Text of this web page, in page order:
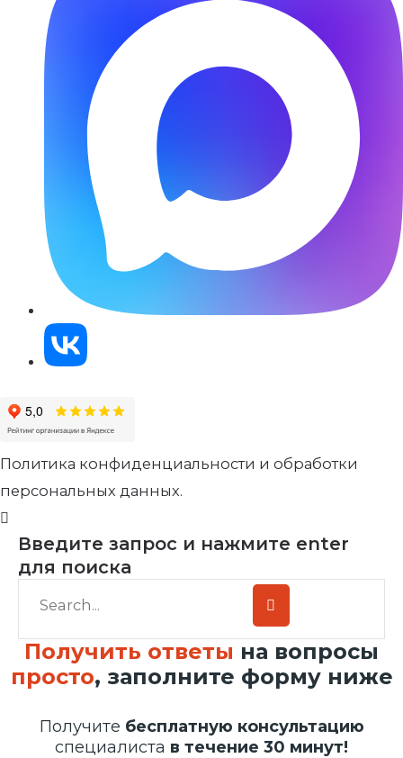
Политика конфиденциальности и обработки
персональных данных.
Введите запрос и нажмите enter
для поиска
Получить ответы на вопросы
просто, заполните форму ниже
Получите бесплатную консультацию
специалиста в течение 30 минут!